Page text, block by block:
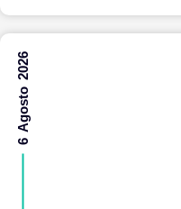
6 Agosto 2026